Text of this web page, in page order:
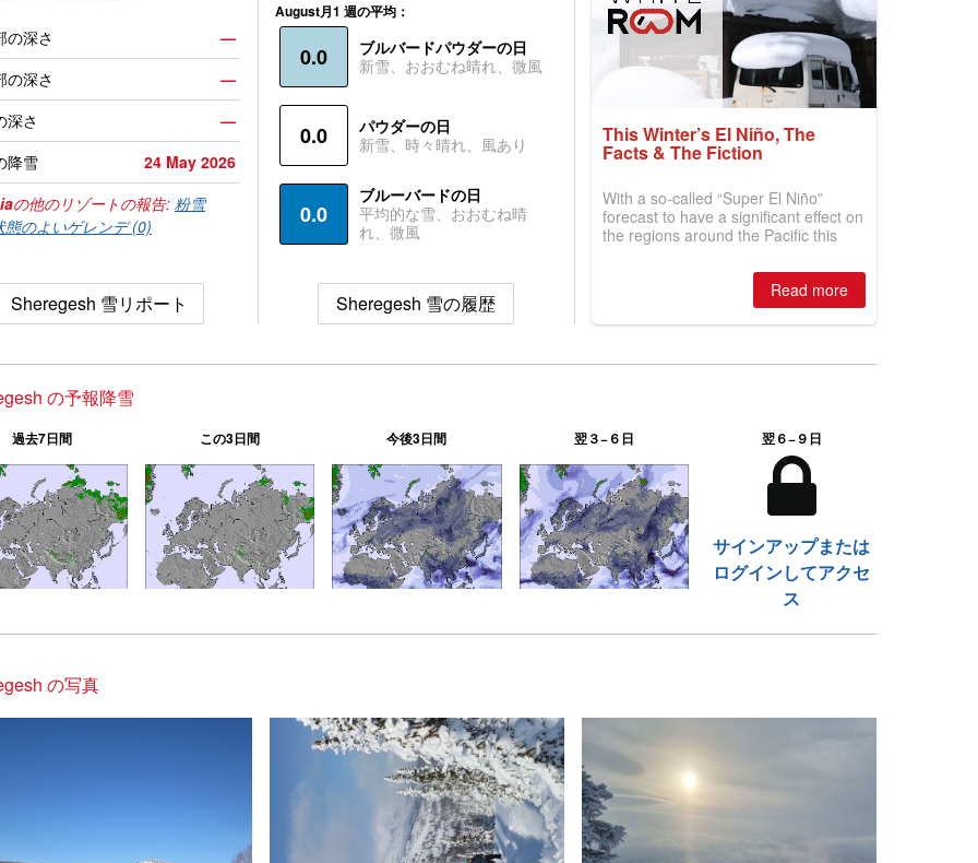
の深さ
—
の深さ
—
深さ
—
降雪
24 May 2026
の他のリゾートの報告: 粉雪
態のよいゲレンデ (0)
Sheregesh 雪リポート
August月1 週の平均：
0.0
ブルバードパウダーの日
新雪、おおむね晴れ、微風
0.0
パウダーの日
新雪、時々晴れ、風あり
0.0
ブルーバードの日
平均的な雪、おおむね晴
れ、微風
Sheregesh 雪の履歴
This Winter’s El Niño, The
Facts & The Fiction
With a so-called “Super El Niño”
forecast to have a significant effect on
the regions around the Pacific this
is simple: book now or wait, and
where are the best odds?Read more
の予報降雪
過去7日間 この3日間 今後3日間 翌３−６日 翌６−９日
サインアップまたは
ログインしてアクセ
ス
の写真